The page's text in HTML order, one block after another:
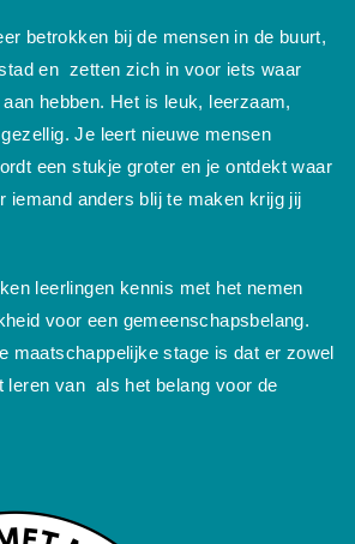
betrokken bij de mensen in de buurt,
en zetten zich in voor iets waar
hebben. Het is leuk, leerzaam,
Je leert nieuwe mensen
een stukje groter en je ontdekt waar
iemand anders blij te maken krijg jij
leerlingen kennis met het nemen
voor een gemeenschapsbelang.
maatschappelijke stage is dat er zowel
leren van als het belang voor de